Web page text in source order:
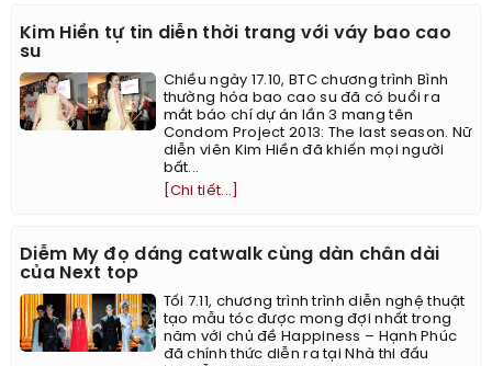
Kim Hiền tự tin diễn thời trang với váy bao cao
su
Chiều ngày 17.10, BTC chương trình Bình
thường hóa bao cao su đã có buổi ra
mắt báo chí dự án lần 3 mang tên
Condom Project 2013: The last season. Nữ
diễn viên Kim Hiền đã khiến mọi người
bất...
[Chi tiết...]
Diễm My đọ dáng catwalk cùng dàn chân dài
của Next top
Tối 7.11, chương trình trình diễn nghệ thuật
tạo mẫu tóc được mong đợi nhất trong
năm với chủ đề Happiness – Hạnh Phúc
đã chính thức diễn ra tại Nhà thi đấu